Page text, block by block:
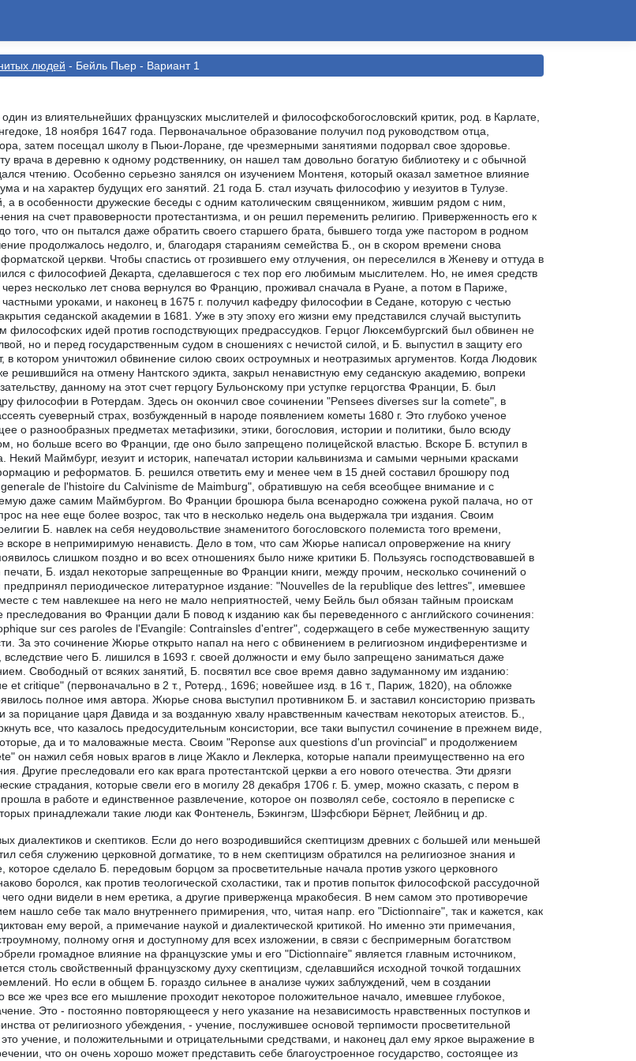
людей - Бейль Пьер - Вариант 1
из влиятельнейших французских мыслителей и философскобогословский критик, род. в Карлате,
18 ноября 1647 года. Первоначальное образование получил под руководством отца,
затем посещал школу в Пьюи-Лоране, где чрезмерными занятиями подорвал свое здоровье.
врача в деревню к одному родственнику, он нашел там довольно богатую библиотеку и с обычной
чтению. Особенно серьезно занялся он изучением Монтеня, который оказал заметное влияние
и на характер будущих его занятий. 21 года Б. стал изучать философию у иезуитов в Тулузе.
а в особенности дружеские беседы с одним католическим священником, жившим рядом с ним,
на счет правоверности протестантизма, и он решил переменить религию. Приверженность его к
того, что он пытался даже обратить своего старшего брата, бывшего тогда уже пастором в родном
продолжалось недолго, и, благодаря стараниям семейства Б., он в скором времени снова
церкви. Чтобы спастись от грозившего ему отлучения, он переселился в Женеву и оттуда в
с философией Декарта, сделавшегося с тех пор его любимым мыслителем. Но, не имея средств
несколько лет снова вернулся во Францию, проживал сначала в Руане, а потом в Париже,
частными уроками, и наконец в 1675 г. получил кафедру философии в Седане, которую с честью
седанской академии в 1681. Уже в эту эпоху его жизни ему представился случай выступить
философских идей против господствующих предрассудков. Герцог Люксембургский был обвинен не
но и перед государственным судом в сношениях с нечистой силой, и Б. выпустил в защиту его
котором уничтожил обвинение силою своих остроумных и неотразимых аргументов. Когда Людовик
решившийся на отмену Нантского эдикта, закрыл ненавистную ему седанскую академию, вопреки
данному на этот счет герцогу Бульонскому при уступке герцогства Франции, Б. был
философии в Ротердам. Здесь он окончил свое сочинении "Pensees diverses sur la comete", в
суеверный страх, возбужденный в народе появлением кометы 1680 г. Это глубоко ученое
о разнообразных предметах метафизики, этики, богословия, истории и политики, было всюду
но больше всего во Франции, где оно было запрещено полицейской властью. Вскоре Б. вступил в
Некий Маймбург, иезуит и историк, напечатал истории кальвинизма и самыми черными красками
и реформатов. Б. решился ответить ему и менее чем в 15 дней составил брошюру под
de l'histoire du Calvinisme de Maimburg", обратившую на себя всеобщее внимание и с
даже самим Маймбургом. Во Франции брошюра была всенародно сожжена рукой палача, но от
на нее еще более возрос, так что в несколько недель она выдержала три издания. Своим
Б. навлек на себя неудовольствие знаменитого богословского полемиста того времени,
в непримиримую ненависть. Дело в том, что сам Жюрье написал опровержение на книгу
слишком поздно и во всех отношениях было ниже критики Б. Пользуясь господствовавшей в
печати, Б. издал некоторые запрещенные во Франции книги, между прочим, несколько сочинений о
предпринял периодическое литературное издание: "Nouvelles de la republique des lettres", имевшее
с тем навлекшее на него не мало неприятностей, чему Бейль был обязан тайным проискам
во Франции дали Б повод к изданию как бы переведенного с английского сочинения:
sur ces paroles de l'Evangile: Contrainsles d'entrer", содержащего в себе мужественную защиту
За это сочинение Жюрье открыто напал на него с обвинением в религиозном индиферентизме и
вследствие чего Б. лишился в 1693 г. своей должности и ему было запрещено заниматься даже
Свободный от всяких занятий, Б. посвятил все свое время давно задуманному им изданию:
et critique" (первоначально в 2 т., Ротерд., 1696; новейшее изд. в 16 т., Париж, 1820), на обложке
полное имя автора. Жюрье снова выступил противником Б. и заставил консисторию призвать
за порицание царя Давида и за возданную хвалу нравственным качествам некоторых атеистов. Б.,
все, что казалось предосудительным консистории, все таки выпустил сочинение в прежнем виде,
да и то маловажные места. Своим "Reponse aux questions d'un provincial" и продолжением
он нажил себя новых врагов в лице Жакло и Леклерка, которые напали преимущественно на его
Другие преследовали его как врага протестантской церкви а его нового отечества. Эти дрязги
страдания, которые свели его в могилу 28 декабря 1706 г. Б. умер, можно сказать, с пером в
прошла в работе и единственное развлечение, которое он позволял себе, состояло в переписке с
принадлежали такие люди как Фонтенель, Бэкингэм, Шэфсбюри Бёрнет, Лейбниц и др.
диалектиков и скептиков. Если до него возродившийся скептицизм древних с большей или меньшей
себя служению церковной догматике, то в нем скептицизм обратился на религиозное знания и
которое сделало Б. передовым борцом за просветительные начала против узкого церковного
боролся, как против теологической схоластики, так и против попыток философской рассудочной
чего одни видели в нем еретика, а другие приверженца мракобесия. В нем самом это противоречие
нашло себе так мало внутреннего примирения, что, читая напр. его "Dictionnaire", так и кажется, как
ему верой, а примечание наукой и диалектической критикой. Но именно эти примечания,
полному огня и доступному для всех изложении, в связи с беспримерным богатством
громадное влияние на французские умы и его "Dictionnaire" является главным источником,
столь свойственный французскому духу скептицизм, сделавшийся исходной точкой тогдашних
Но если в общем Б. гораздо сильнее в анализе чужих заблуждений, чем в создании
все же чрез все его мышление проходит некоторое положительное начало, имевшее глубокое,
Это - постоянно повторяющееся у него указание на независимость нравственных поступков и
от религиозного убеждения, - учение, послужившее основой терпимости просветительной
учение, и положительными и отрицательными средствами, и наконец дал ему яркое выражение в
что он очень хорошо может представить себе благоустроенное государство, состоящее из